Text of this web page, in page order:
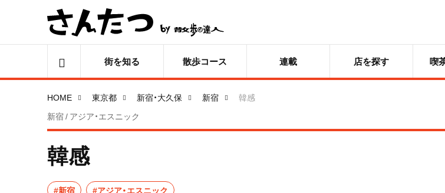
街を知る 散歩コース 連載 店を探す 喫
HOME 東京都 新宿・大久保 新宿
韓感
新宿 / アジア・エスニック
韓感
#新宿 #アジア・エスニック